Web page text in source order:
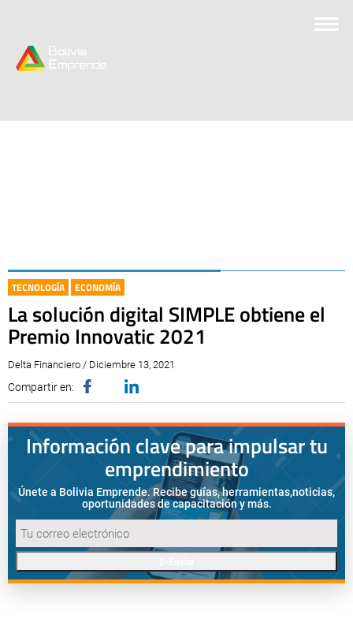
TECNOLOGÍA ECONOMÍA
La solución digital SIMPLE obtiene el
Premio Innovatic 2021
Delta Financiero / Diciembre 13, 2021
Compartir en:
Información clave para impulsar tu
emprendimiento
Únete a Bolivia Emprende. Recibe guías, herramientas,noticias,
oportunidades de capacitación y más.